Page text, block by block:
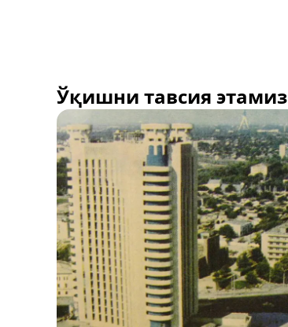
Ўқишни тавсия этамиз